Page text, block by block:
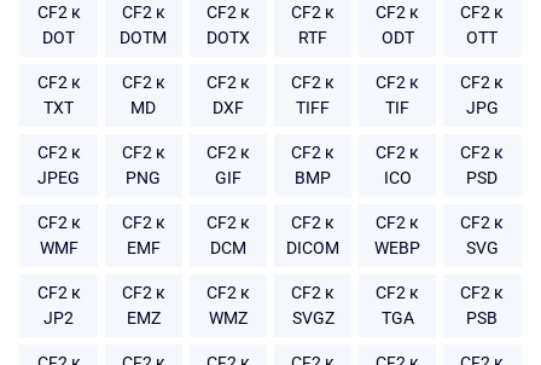
CF2 к
DOT
CF2 к
DOTM
CF2 к
DOTX
CF2 к
RTF
CF2 к
ODT
CF2 к
OTT
CF2 к
TXT
CF2 к
MD
CF2 к
DXF
CF2 к
TIFF
CF2 к
TIF
CF2 к
JPG
CF2 к
JPEG
CF2 к
PNG
CF2 к
GIF
CF2 к
BMP
CF2 к
ICO
CF2 к
PSD
CF2 к
WMF
CF2 к
EMF
CF2 к
DCM
CF2 к
DICOM
CF2 к
WEBP
CF2 к
SVG
CF2 к
JP2
CF2 к
EMZ
CF2 к
WMZ
CF2 к
SVGZ
CF2 к
TGA
CF2 к
PSB